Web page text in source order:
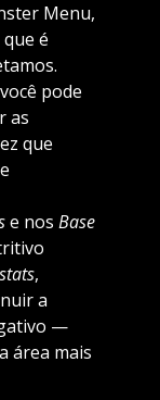
Menu,
é
pode
as
que
e nos Base
stats,
a
—
área mais